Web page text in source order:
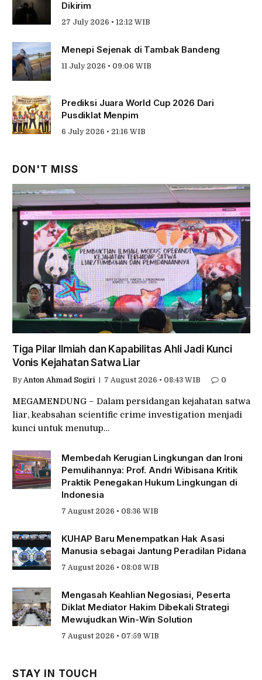
Dikirim
27 July 2026 • 12:12 WIB
Menepi Sejenak di Tambak Bandeng
11 July 2026 • 09:06 WIB
Prediksi Juara World Cup 2026 Dari
Pusdiklat Menpim
6 July 2026 • 21:16 WIB
DON'T MISS
Tiga Pilar Ilmiah dan Kapabilitas Ahli Jadi Kunci
Vonis Kejahatan Satwa Liar
By Anton Ahmad Sogiri 7 August 2026 • 08:43 WIB 0
MEGAMENDUNG – Dalam persidangan kejahatan satwa
liar, keabsahan scientific crime investigation menjadi
kunci untuk menutup…
Membedah Kerugian Lingkungan dan Ironi
Pemulihannya: Prof. Andri Wibisana Kritik
Praktik Penegakan Hukum Lingkungan di
Indonesia
7 August 2026 • 08:36 WIB
KUHAP Baru Menempatkan Hak Asasi
Manusia sebagai Jantung Peradilan Pidana
7 August 2026 • 08:08 WIB
Mengasah Keahlian Negosiasi, Peserta
Diklat Mediator Hakim Dibekali Strategi
Mewujudkan Win-Win Solution
7 August 2026 • 07:59 WIB
STAY IN TOUCH